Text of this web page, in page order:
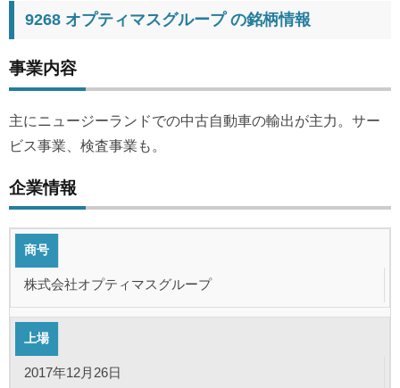
9268 オプティマスグループ の銘柄情報
事業内容
主にニュージーランドでの中古自動車の輸出が主力。サー
ビス事業、検査事業も。
企業情報
商号
株式会社オプティマスグループ
上場
2017年12月26日